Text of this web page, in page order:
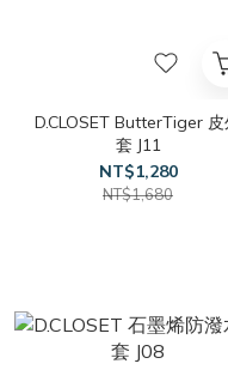
D.CLOSET ButterTiger
套 J11
NT$1,280
NT$1,680